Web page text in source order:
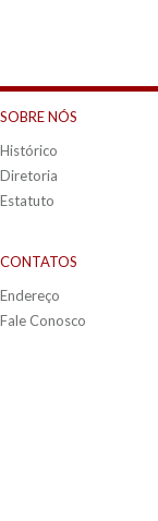
SOBRE NÓS
Histórico
Diretoria
Estatuto
CONTATOS
Endereço
Fale Conosco